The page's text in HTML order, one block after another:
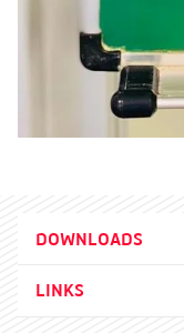
DOWNLOADS
LINKS